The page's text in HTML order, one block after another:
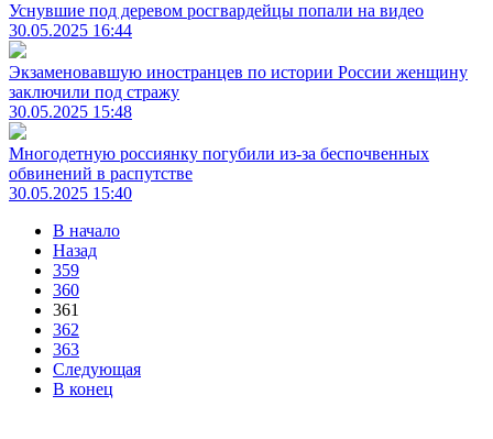
Уснувшие под деревом росгвардейцы попали на видео
30.05.2025 16:44
Экзаменовавшую иностранцев по истории России женщину
заключили под стражу
30.05.2025 15:48
Многодетную россиянку погубили из-за беспочвенных
обвинений в распутстве
30.05.2025 15:40
В начало
Назад
359
360
361
362
363
Следующая
В конец